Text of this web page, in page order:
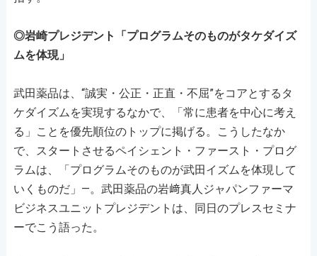
◎岩崎プレジデント「プログラムそのものがタケダイズ
ムを体現」
武田薬品は、“誠実・公正・正直・不屈”をコアとするタ
ケダイズムを実現するなかで、「常に患者を中心に考え
る」ことを優先順位のトップに掲げる。こうしたなか
で、スタートさせるペイシェント・ファースト・プログ
ラムは、「プログラムそのものが武田イズムを体現して
いくものだ」―。武田薬品の岩﨑真人ジャパンファーマ
ビジネスユニットプレジデントは、同日のプレスセミナ
ーでこう語った。